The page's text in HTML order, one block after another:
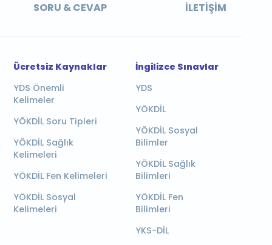
SORU & CEVAP İLETIŞIM
Ücretsiz Kaynaklar
YDS Önemli
Kelimeler
YÖKDİL Soru Tipleri
YÖKDİL Sağlık
Kelimeleri
YÖKDİL Fen Kelimeleri
YÖKDİL Sosyal
Kelimeleri
İngilizce Sınavlar
YDS
YÖKDİL
YÖKDİL Sosyal
Bilimler
YÖKDİL Sağlık
Bilimleri
YÖKDİL Fen
Bilimleri
YKS-DİL